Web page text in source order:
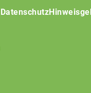
Datenschutz